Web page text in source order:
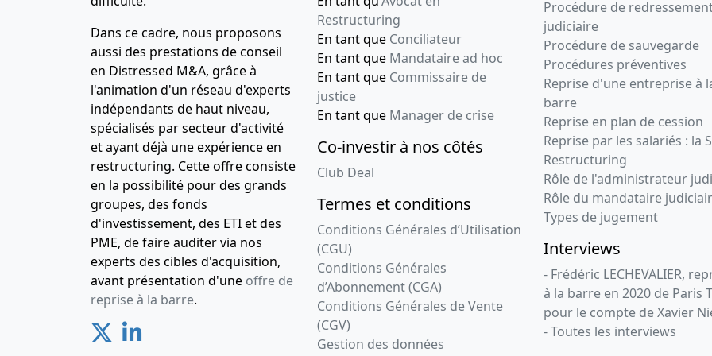
Poursuite d'activité
malgré un actif net
devenu inférieur à la
moitié du capital social
, Mise à jour de
l'adresse su siège social
, Modification(s)
statutaire(s) ,
Procès-verbal
d'assemblée,
Statuts mis à jour
Changement relatif à la
date de clôture de
l'exercice social ,
08-07-2008
Procès-verbal
d'assemblée,
Statuts mis à jour
Dans ce cadre, nous proposons
aussi des prestations de conseil
en Distressed M&A, grâce à
l'animation d'un réseau d'experts
indépendants de haut niveau,
spécialisés par secteur d'activité
et ayant déjà une expérience en
restructuring. Cette offre consiste
en la possibilité pour des grands
groupes, des fonds
d'investissement, des ETI et des
PME, de faire auditer via nos
experts des cibles d'acquisition,
avant présentation d'une offre de
reprise à la barre.
Restructuring
En tant que Conciliateur
En tant que Mandataire ad hoc
En tant que Commissaire de
justice
En tant que Manager de crise
Co-investir à nos côtés
Club Deal
Termes et conditions
Conditions Générales d’Utilisation
(CGU)
Conditions Générales
d’Abonnement (CGA)
Conditions Générales de Vente
(CGV)
Gestion des données
Procédure de
judiciaire
Procédure de sauvegarde
Procédures préventives
Reprise d'une entreprise à
barre
Reprise en plan de cession
Reprise par les salariés : la
Restructuring
Rôle de l'administrateur
Rôle du mandataire
Types de jugement
Interviews
- Frédéric LECHEVALIER,
à la barre en 2020 de Paris
pour le compte de Xavier
- Toutes les interviews